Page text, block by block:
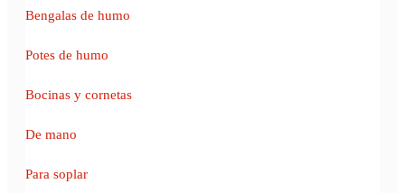
Bengalas de humo
Potes de humo
Bocinas y cornetas
De mano
Para soplar